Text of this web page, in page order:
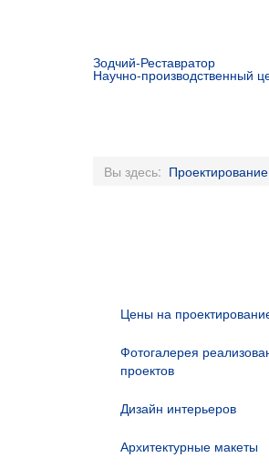
Зодчий-Реставратор
Научно-производственный
Вы здесь:
Цены на
Фотогалерея
проектов
Дизайн интерьеров
Архитектурные макеты